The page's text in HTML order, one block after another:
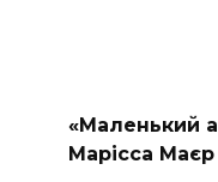
«Маленький
Марісса Маєр